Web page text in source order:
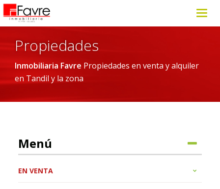
Propiedades
Inmobiliaria Favre Propiedades en venta y alquiler
en Tandil y la zona
Menú
EN VENTA